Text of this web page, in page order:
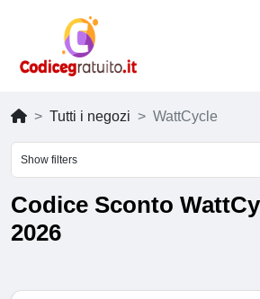
Tutti i negozi WattCycle
Show filters
Codice Sconto
2026